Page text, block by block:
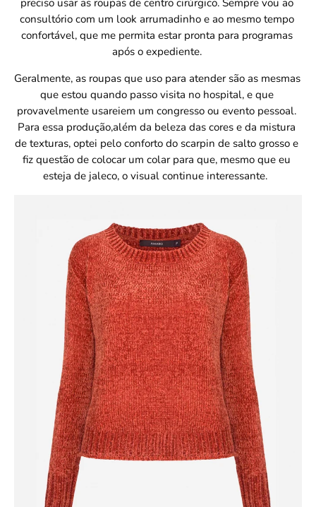
consultório com um look arrumadinho e ao mesmo tempo
confortável, que me permita estar pronta para programas
após o expediente.
Geralmente, as roupas que uso para atender são as mesmas
que estou quando passo visita no hospital, e que
provavelmente usareiem um congresso ou evento pessoal.
Para essa produção,além da beleza das cores e da mistura
de texturas, optei pelo conforto do scarpin de salto grosso e
fiz questão de colocar um colar para que, mesmo que eu
esteja de jaleco, o visual continue interessante.